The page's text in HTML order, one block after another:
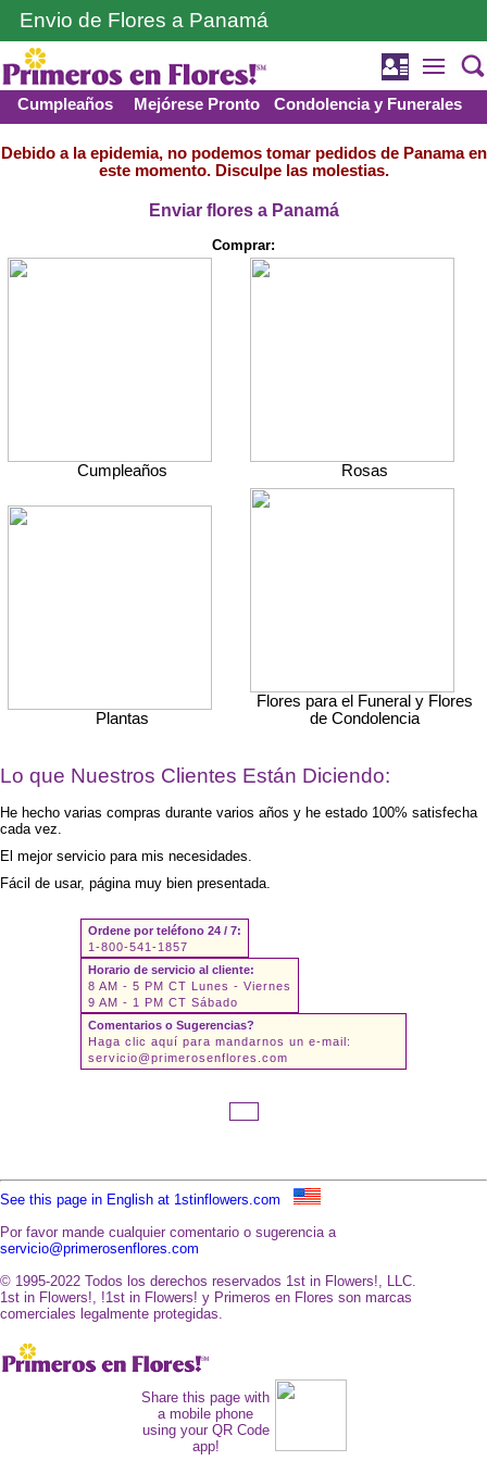
Envio de Flores a Panamá
Cumpleaños Mejórese Pronto Condolencia y Funerales
Debido a la epidemia, no podemos tomar pedidos de Panama en
este momento. Disculpe las molestias.
Enviar flores a Panamá
Comprar:
Cumpleaños Rosas
Plantas
Flores para el Funeral y Flores
de Condolencia
Lo que Nuestros Clientes Están Diciendo:
He hecho varias compras durante varios años y he estado 100% satisfecha
cada vez.
El mejor servicio para mis necesidades.
Fácil de usar, página muy bien presentada.
Ordene por teléfono 24 / 7:
1-800-541-1857
Horario de servicio al cliente:
8 AM - 5 PM CT Lunes - Viernes
9 AM - 1 PM CT Sábado
Comentarios o Sugerencias?
Haga clic aquí para mandarnos un e-mail:
servicio@primerosenflores.com
See this page in English at 1stinflowers.com
Por favor mande cualquier comentario o sugerencia a
servicio@primerosenflores.com
© 1995-2022 Todos los derechos reservados 1st in Flowers!, LLC.
1st in Flowers!, !1st in Flowers! y Primeros en Flores son marcas
comerciales legalmente protegidas.
Share this page with
a mobile phone
using your QR Code
app!